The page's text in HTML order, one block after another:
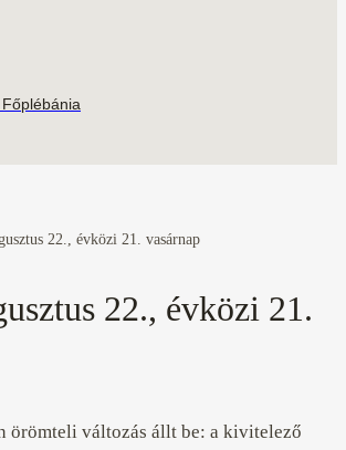
22., évközi 21. vasárnap
22., évközi 21.
örömteli változás állt be: a kivitelező